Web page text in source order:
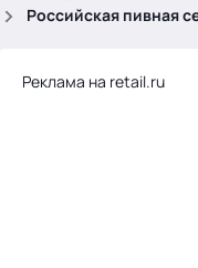
Российская пивная
Реклама на retail.ru